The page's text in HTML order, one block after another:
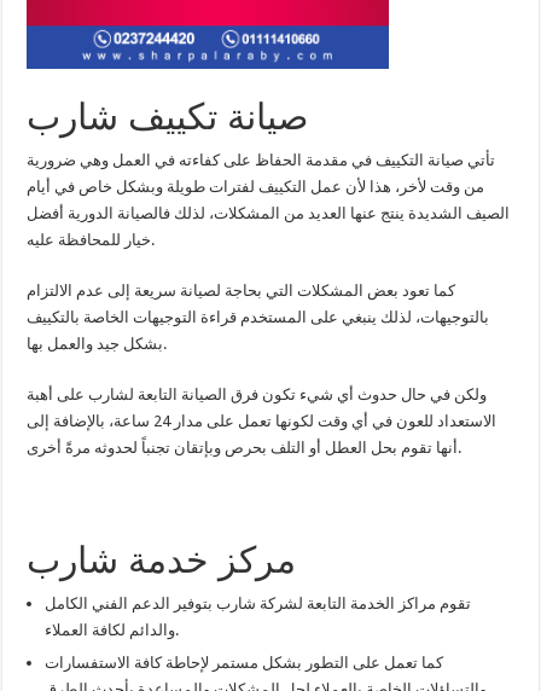
صيانة تكييف شارب
تأتي صيانة التكييف في مقدمة الحفاظ على كفاءته في العمل وهي ضرورية
من وقت لأخر، هذا لأن عمل التكييف لفترات طويلة وبشكل خاص في أيام
الصيف الشديدة ينتج عنها العديد من المشكلات، لذلك فالصيانة الدورية أفضل
خيار للمحافظة عليه.
كما تعود بعض المشكلات التي بحاجة لصيانة سريعة إلى عدم الالتزام
بالتوجيهات، لذلك ينبغي على المستخدم قراءة التوجيهات الخاصة بالتكييف
بشكل جيد والعمل بها.
ولكن في حال حدوث أي شيء تكون فرق الصيانة التابعة لشارب على أهبة
الاستعداد للعون في أي وقت لكونها تعمل على مدار 24 ساعة، بالإضافة إلى
أنها تقوم بحل العطل أو التلف بحرص وبإتقان تجنباً لحدوثه مرةً أخرى.
مركز خدمة شارب
تقوم مراكز الخدمة التابعة لشركة شارب بتوفير الدعم الفني الكامل
والدائم لكافة العملاء.
كما تعمل على التطور بشكل مستمر لإحاطة كافة الاستفسارات